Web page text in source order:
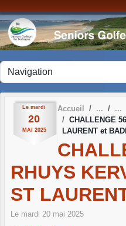
Le mardi
20
MAI 2025
Accueil
CHALLENGE
LAURENT et
RHUYS
ST
Le mardi 20 mai 2025